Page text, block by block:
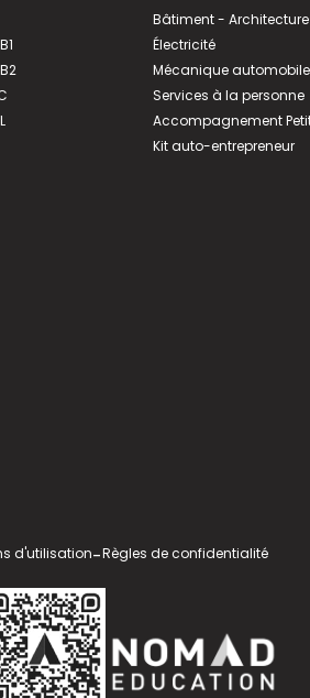
Bâtiment - Architecture
Électricité
Mécanique automobile
Services à la personne
Accompagnement
Kit auto-entrepreneur
d'utilisation-Règles de confidentialité